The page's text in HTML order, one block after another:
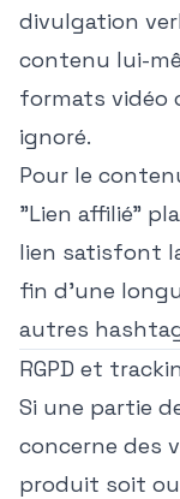
divulgation
contenu lui-
formats vidéo
ignoré.
Pour le
"Lien affilié"
lien satisfont
fin d'une
autres
RGPD et
Si une partie
concerne des
produit soit ou